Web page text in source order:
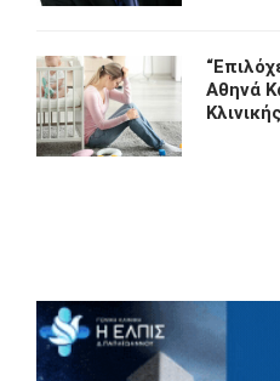
Αθηνά